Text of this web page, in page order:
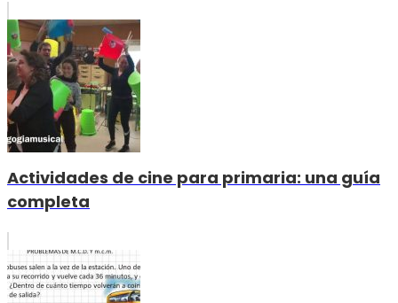
Actividades de cine para primaria: una guía
completa